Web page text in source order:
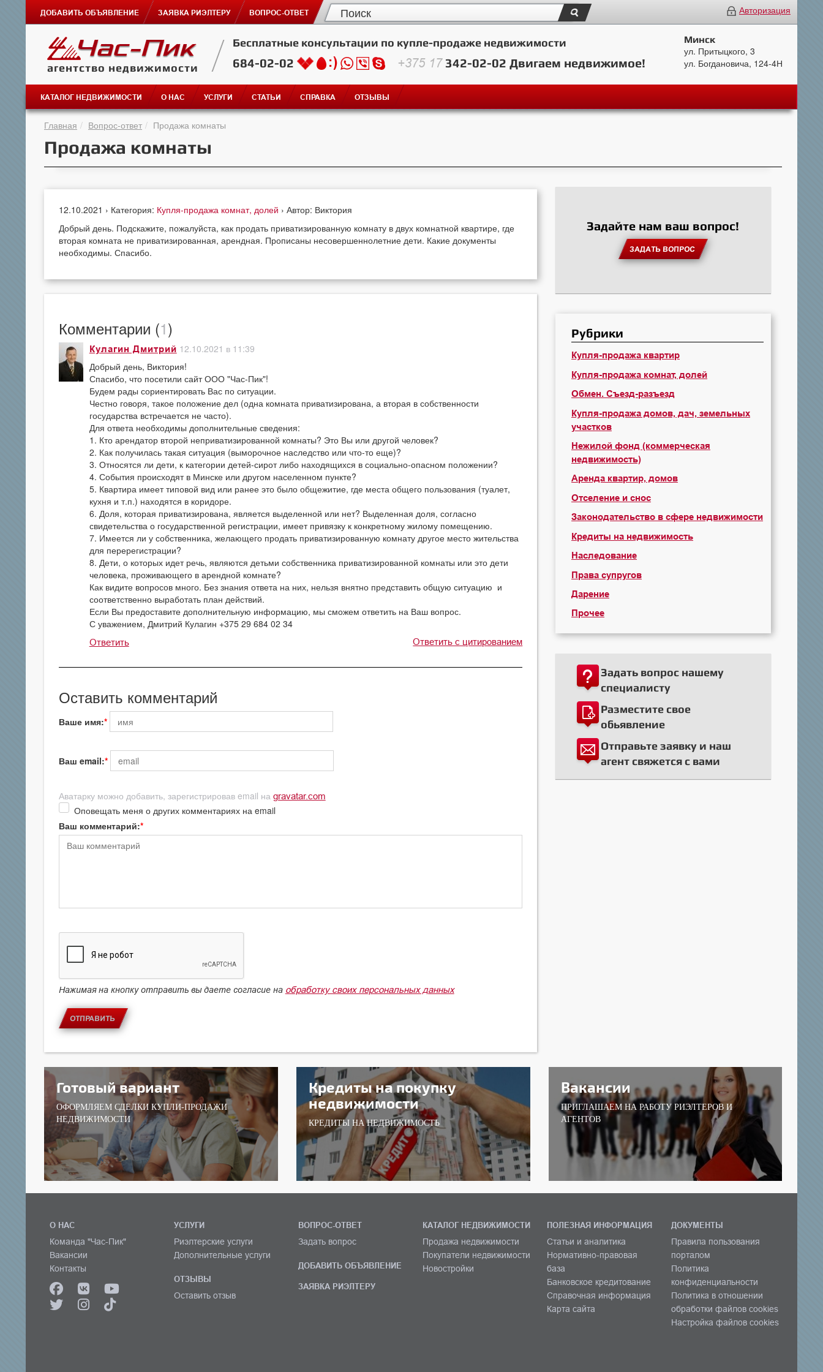
ДОБАВИТЬ ОБЪЯВЛЕНИЕ ЗАЯВКА РИЭЛТЕРУ ВОПРОС-ОТВЕТ Авторизация
агентство недвижимости
Бесплатные консультации по купле-продаже недвижимости
684-02-02 +375 17342-02-02 Двигаем недвижимое!
Минск
ул. Притыцкого, 3
ул. Богдановича, 124-4Н
КАТАЛОГ НЕДВИЖИМОСТИ О НАС УСЛУГИ СТАТЬИ СПРАВКА ОТЗЫВЫ
Главная Вопрос-ответ Продажа комнаты
Продажа комнаты
12.10.2021 › Категория: Купля-продажа комнат, долей › Автор: Виктория
Добрый день. Подскажите, пожалуйста, как продать приватизированную комнату в двух комнатной квартире, где
вторая комната не приватизированная, арендная. Прописаны несовершеннолетние дети. Какие документы
необходимы. Спасибо.
Комментарии (1)
Кулагин Дмитрий 12.10.2021 в 11:39
Добрый день, Виктория!
Спасибо, что посетили сайт ООО "Час-Пик"!
Будем рады сориентировать Вас по ситуации.
Честно говоря, такое положение дел (одна комната приватизирована, а вторая в собственности
государства встречается не часто).
Для ответа необходимы дополнительные сведения:
1. Кто арендатор второй неприватизированной комнаты? Это Вы или другой человек?
2. Как получилась такая ситуация (выморочное наследство или что-то еще)?
3. Относятся ли дети, к категории детей-сирот либо находящихся в социально-опасном положении?
4. События происходят в Минске или другом населенном пункте?
5. Квартира имеет типовой вид или ранее это было общежитие, где места общего пользования (туалет,
кухня и т.п.) находятся в коридоре.
6. Доля, которая приватизирована, является выделенной или нет? Выделенная доля, согласно
свидетельства о государственной регистрации, имеет привязку к конкретному жилому помещению.
7. Имеется ли у собственника, желающего продать приватизированную комнату другое место жительства
для перерегистрации?
8. Дети, о которых идет речь, являются детьми собственника приватизированной комнаты или это дети
человека, проживающего в арендной комнате?
Как видите вопросов много. Без знания ответа на них, нельзя внятно представить общую ситуацию и
соответственно выработать план действий.
Если Вы предоставите дополнительную информацию, мы сможем ответить на Ваш вопрос.
С уважением, Дмитрий Кулагин +375 29 684 02 34
Ответить Ответить с цитированием
Оставить комментарий
Ваше имя:
Ваш email:
Аватарку можно добавить, зарегистрировав email на gravatar.com
Оповещать меня о других комментариях на email
Ваш комментарий:
Нажимая на кнопку отправить вы даете согласие на обработку своих персональных данных
ОТПРАВИТЬ
Задайте нам ваш вопрос!
ЗАДАТЬ ВОПРОС
Рубрики
Купля-продажа квартир
Купля-продажа комнат, долей
Обмен. Съезд-разъезд
Купля-продажа домов, дач, земельных
участков
Нежилой фонд (коммерческая
недвижимость)
Аренда квартир, домов
Отселение и снос
Законодательство в сфере недвижимости
Кредиты на недвижимость
Наследование
Права супругов
Дарение
Прочее
Задать вопрос нашему
специалисту
Разместите свое
обьявление
Отправьте заявку и наш
агент свяжется с вами
Готовый вариант
ОФОРМЛЯЕМ СДЕЛКИ КУПЛИ-ПРОДАЖИ
НЕДВИЖИМОСТИ
Кредиты на покупку
недвижимости
КРЕДИТЫ НА НЕДВИЖИМОСТЬ
Вакансии
ПРИГЛАШАЕМ НА РАБОТУ РИЭЛТЕРОВ И
АГЕНТОВ
О НАС
Команда "Час-Пик"
Вакансии
Контакты
УСЛУГИ
Риэлтерские услуги
Дополнительные услуги
ОТЗЫВЫ
Оставить отзыв
ВОПРОС-ОТВЕТ
Задать вопрос
ДОБАВИТЬ ОБЪЯВЛЕНИЕ
ЗАЯВКА РИЭЛТЕРУ
КАТАЛОГ НЕДВИЖИМОСТИ
Продажа недвижимости
Покупатели недвижимости
Новостройки
ПОЛЕЗНАЯ ИНФОРМАЦИЯ
Статьи и аналитика
Нормативно-правовая
база
Банковское кредитование
Справочная информация
Карта сайта
ДОКУМЕНТЫ
Правила пользования
порталом
Политика
конфиденциальности
Политика в отношении
обработки файлов cookies
Настройка файлов cookies